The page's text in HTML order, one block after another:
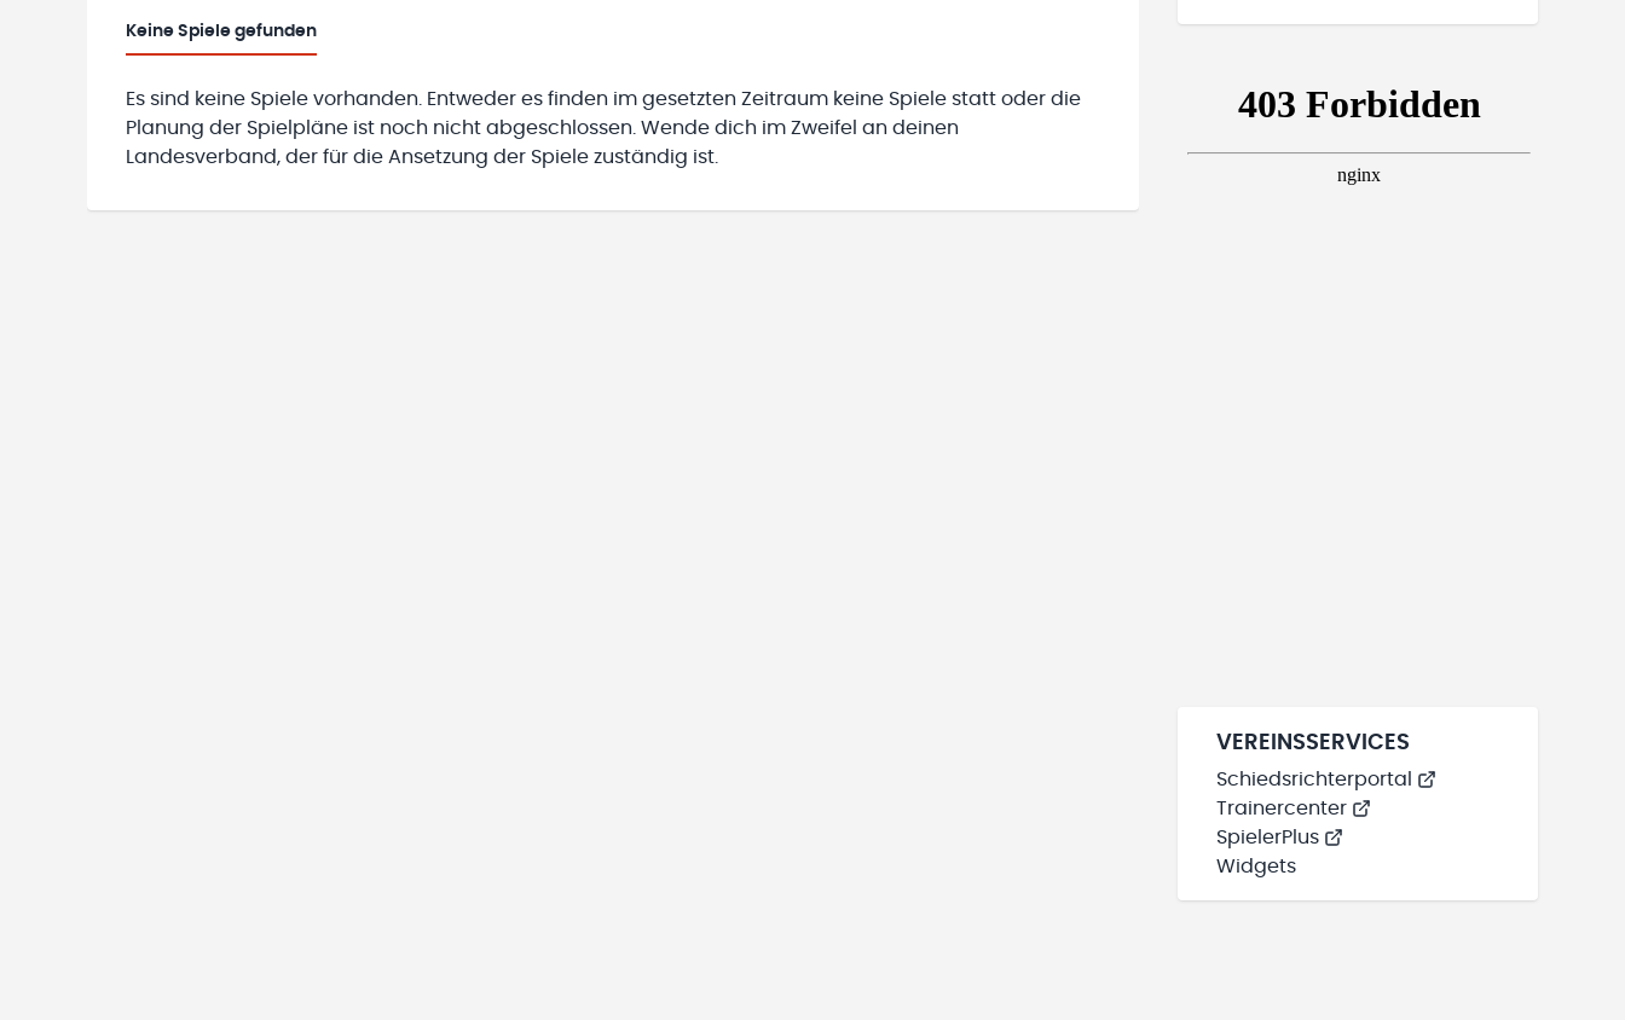
Keine Spiele gefunden
Es sind keine Spiele vorhanden. Entweder es finden im gesetzten Zeitraum keine Spiele statt oder die
Planung der Spielpläne ist noch nicht abgeschlossen. Wende dich im Zweifel an deinen
Landesverband, der für die Ansetzung der Spiele zuständig ist.
VEREINSSERVICES
Schiedsrichterportal
Trainercenter
SpielerPlus
Widgets